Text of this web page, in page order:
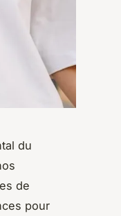
du
de
pour